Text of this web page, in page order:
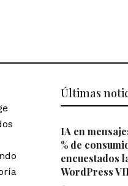
Últimas
IA en
% de
encuestados
WordPress